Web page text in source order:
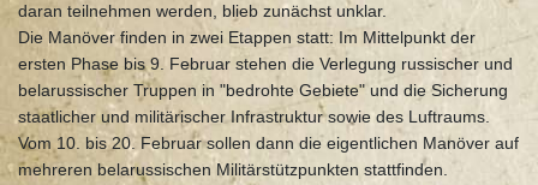
daran teilnehmen werden, blieb zunächst unklar.
Die Manöver finden in zwei Etappen statt: Im Mittelpunkt der
ersten Phase bis 9. Februar stehen die Verlegung russischer und
belarussischer Truppen in "bedrohte Gebiete" und die Sicherung
staatlicher und militärischer Infrastruktur sowie des Luftraums.
Vom 10. bis 20. Februar sollen dann die eigentlichen Manöver auf
mehreren belarussischen Militärstützpunkten stattfinden.